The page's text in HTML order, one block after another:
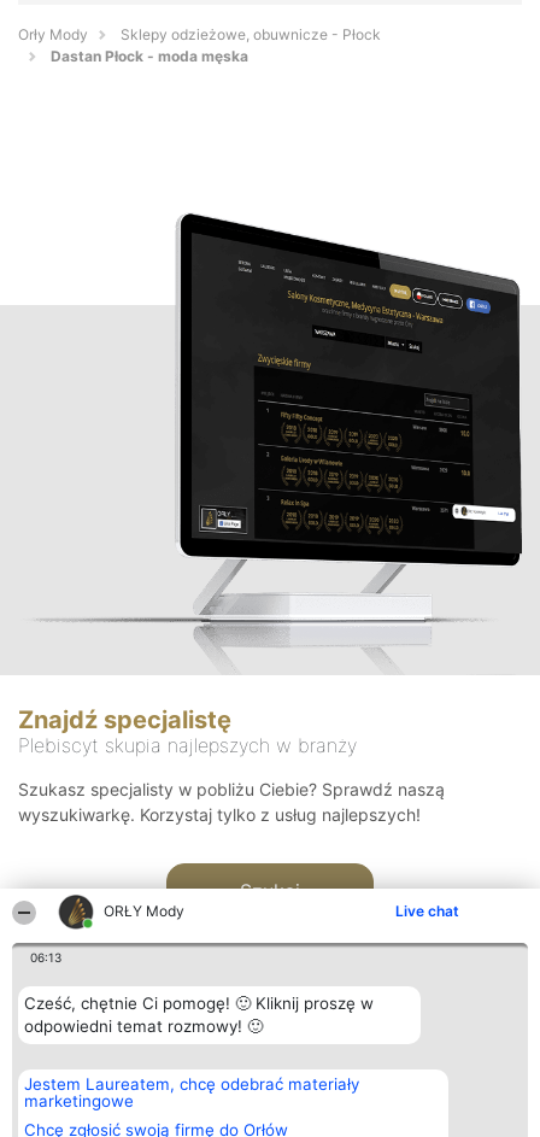
ORŁY Mody Live chat
06:13
Cześć, chętnie Ci pomogę! 🙂 Kliknij proszę w
odpowiedni temat rozmowy! 🙂
Jestem Laureatem, chcę odebrać materiały
marketingowe
Chcę zgłosić swoją firmę do Orłów
Orły Mody
Sklepy odzieżowe, obuwnicze - Płock
Dastan Płock - moda męska
Znajdź specjalistę
Plebiscyt skupia najlepszych w branży
Szukasz specjalisty w pobliżu Ciebie? Sprawdź naszą
wyszukiwarkę. Korzystaj tylko z usług najlepszych!
Szukaj
Organizator plebiscytu
Bright Side Solutions sp. z o.
o. sp. k.
ul. Ruska 22
Plebiscyt
Laureaci
wszystkich
Kontakt
Kontakt